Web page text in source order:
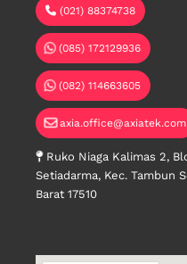
(021) 88374738
(085) 172129936
(082) 114663605
axia.office@axiatek.com
Ruko Niaga Kalimas 2,
Setiadarma, Kec. Tambun
Barat 17510